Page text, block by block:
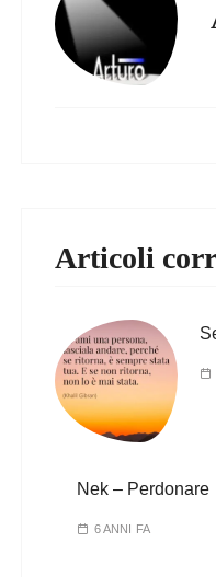
Articoli
Nek – Perdonare
6 ANNI FA